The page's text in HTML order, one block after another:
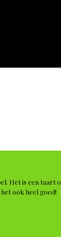
Het is een taart
ook heel goed!